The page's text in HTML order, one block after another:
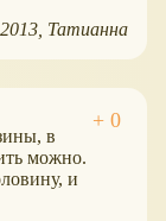
Татианна
в
можно.
и